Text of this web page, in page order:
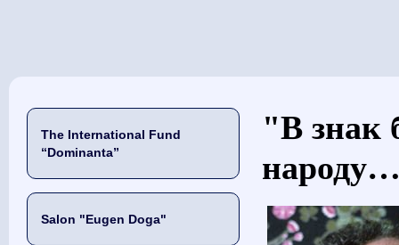
The International Fund
“Dominanta”
Salon "Eugen Doga"
当前位置
"В знак